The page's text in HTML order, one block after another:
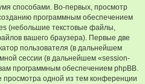
способами. Во-первых, просмотр
программным обеспечением
(небольшие текстовые файлы,
вашего браузера). Первые две
пользователя (в дальнейшем
сессии (в дальнейшем «session-
программным обеспечением phpBB.
просмотра одной из тем конференции